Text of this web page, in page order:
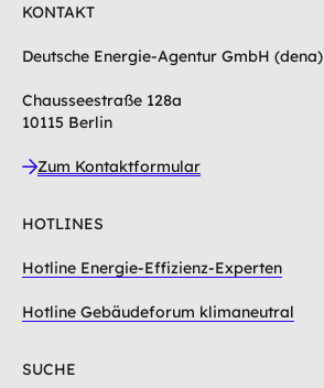
KONTAKT
Deutsche Energie-Agentur GmbH (dena)
Chausseestraße 128a
10115 Berlin
Zum Kontaktformular
HOTLINES
Hotline Energie-Effizienz-Experten
Hotline Gebäudeforum klimaneutral
SUCHE